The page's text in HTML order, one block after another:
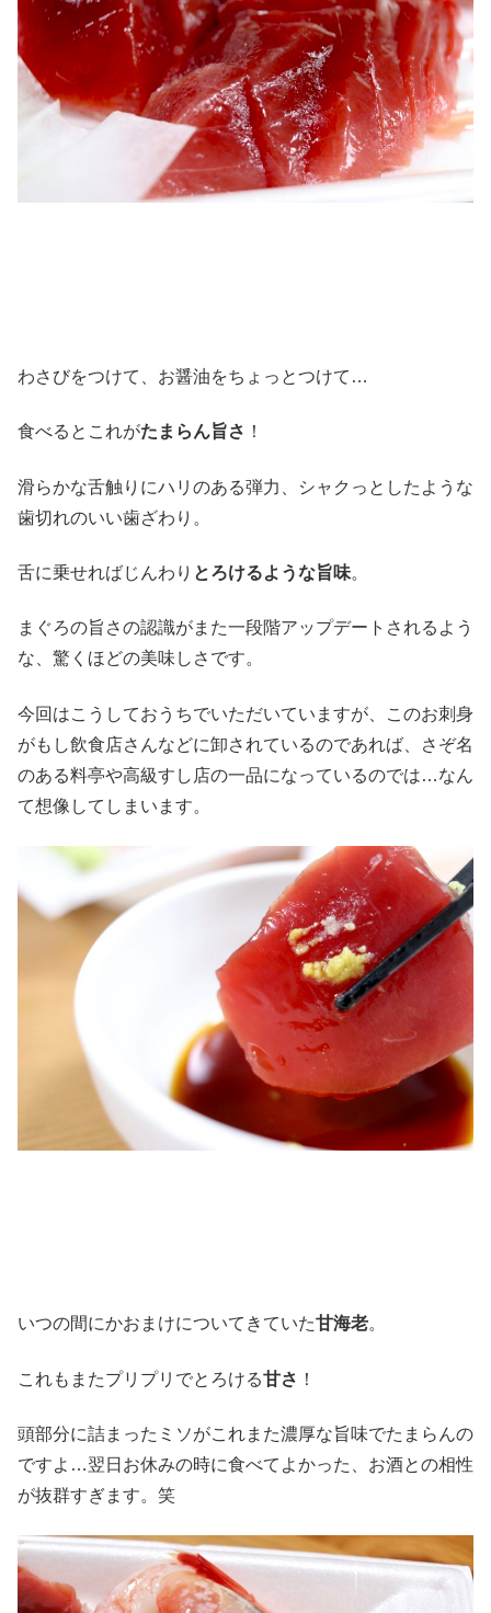
わさびをつけて、お醤油をちょっとつけて…
食べるとこれがたまらん旨さ ！
滑らかな舌触りにハリのある弾力、シャクっとしたような
歯切れのいい歯ざわり。
舌に乗せればじんわり とろけるような旨味。
まぐろの旨さの認識がまた一段階アップデートされるよう
な、驚くほどの美味しさです。
今回はこうしておうちでいただいていますが、このお刺身
がもし飲食店さんなどに卸されているのであれば、さぞ名
のある料亭や高級すし店の一品になっているのでは…なん
て想像してしまいます。
いつの間にかおまけについてきていた甘海老。
これもまたプリプリでとろける甘さ ！
頭部分に詰まったミソがこれまた濃厚な旨味でたまらんの
ですよ…翌日お休みの時に食べてよかった、お酒との相性
が抜群すぎます。笑